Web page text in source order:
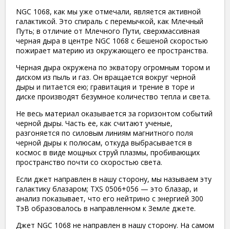
NGC 1068, как мы уже отмечали, является активной
галактикой. Это спираль с перемычкой, как Млечный
Путь; в отличие от Млечного Пути, сверхмассивная
черная дыра в центре NGC 1068 с бешеной скоростью
пожирает материю из окружающего ее пространства.
Черная дыра окружена по экватору огромным тором и
диском из пыль и газ. Он вращается вокруг черной
дыры и питается ею; гравитация и трение в торе и
диске производят безумное количество тепла и света.
Не весь материал оказывается за горизонтом событий
черной дыры. Часть ее, как считают ученые,
разгоняется по силовым линиям магнитного поля
черной дыры к полюсам, откуда выбрасывается в
космос в виде мощных струй плазмы, пробивающих
пространство почти со скоростью света.
Если джет направлен в нашу сторону, мы называем эту
галактику блазаром; TXS 0506+056 — это блазар, и
анализ показывает, что его нейтрино с энергией 300
ТэВ образовалось в направленном к Земле джете.
Джет NGC 1068 не направлен в нашу сторону. На самом